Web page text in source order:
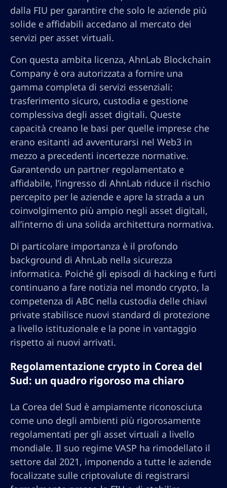
dalla FIU per garantire che solo le aziende più
solide e affidabili accedano al mercato dei
servizi per asset virtuali.
Con questa ambita licenza, AhnLab Blockchain
Company è ora autorizzata a fornire una
gamma completa di servizi essenziali:
trasferimento sicuro, custodia e gestione
complessiva degli asset digitali. Queste
capacità creano le basi per quelle imprese che
erano esitanti ad avventurarsi nel Web3 in
mezzo a precedenti incertezze normative.
Garantendo un partner regolamentato e
affidabile, l’ingresso di AhnLab riduce il rischio
percepito per le aziende e apre la strada a un
coinvolgimento più ampio negli asset digitali,
all’interno di una solida architettura normativa.
Di particolare importanza è il profondo
background di AhnLab nella sicurezza
informatica. Poiché gli episodi di hacking e furti
continuano a fare notizia nel mondo crypto, la
competenza di ABC nella custodia delle chiavi
private stabilisce nuovi standard di protezione
a livello istituzionale e la pone in vantaggio
rispetto ai nuovi arrivati.
Regolamentazione crypto in Corea del
Sud: un quadro rigoroso ma chiaro
La Corea del Sud è ampiamente riconosciuta
come uno degli ambienti più rigorosamente
regolamentati per gli asset virtuali a livello
mondiale. Il suo regime VASP ha rimodellato il
settore dal 2021, imponendo a tutte le aziende
focalizzate sulle criptovalute di registrarsi